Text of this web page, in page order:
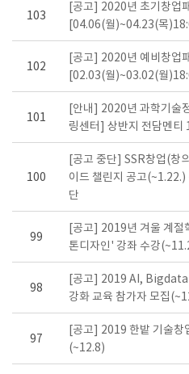
103
[공고] 2020년 초기창업
[04.06(월)~04.23(목
102
[공고] 2020년 예비창업
[02.03(월)~03.02(월
101
[안내] 2020년 과학기술
링센터] 상반지 전담멘티
100
[공고 중단] SSR창업(창
이드 챌린지 공고
단
99
[공고] 2019년 겨울 계절
톤디자인' 강좌 수강
98
[공고] 2019 AI, Bigdata
강화 교육 참가자 모집
97
[공고] 2019 한밭 기술창
(~12.8)